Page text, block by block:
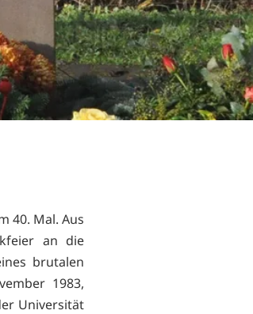
40. Mal. Aus
an die
brutalen
1983,
Universität